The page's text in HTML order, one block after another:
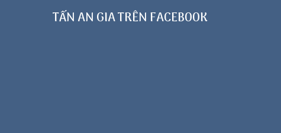
TẤN AN GIA TRÊN FACEBOOK